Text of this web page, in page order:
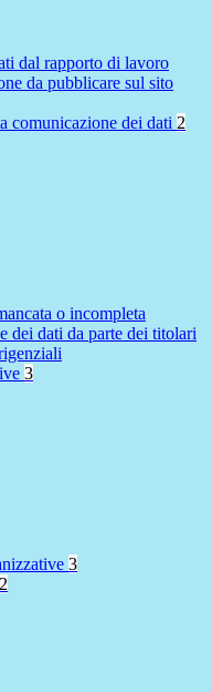
dal rapporto di lavoro
da pubblicare sul sito
comunicazione dei dati 2
o incompleta
dei dati da parte dei titolari
3
3
2